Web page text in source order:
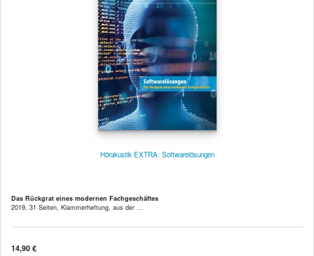
Hörakustik EXTRA: Softwarelösungen
Das Rückgrat eines modernen Fachgeschäftes
2019, 31 Seiten, Klammerheftung, aus der ...
14,90 €